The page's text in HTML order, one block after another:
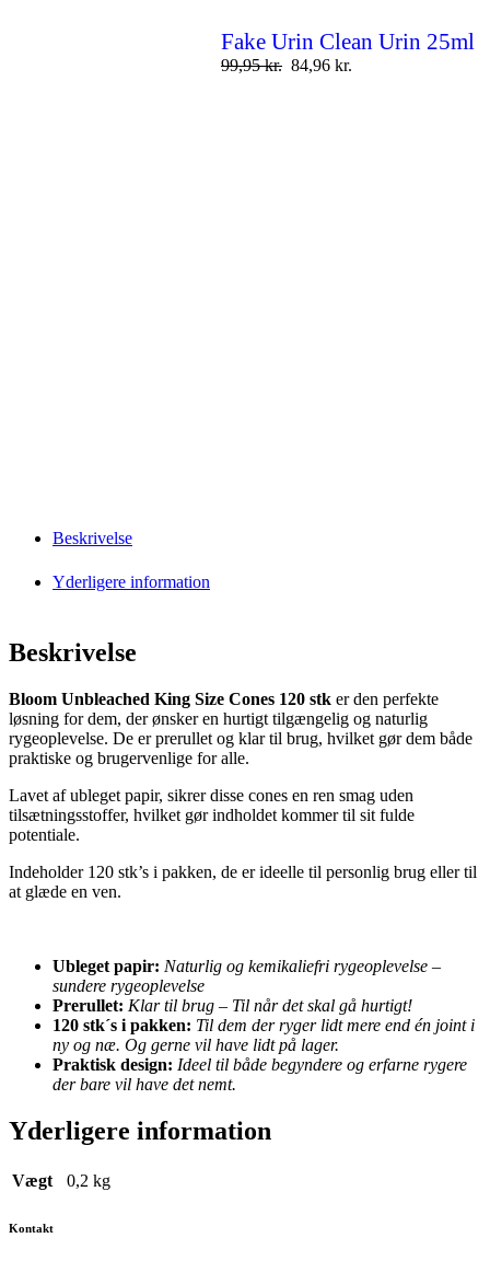
Fake Urin Clean Urin 25ml
99,95kr. 84,96 kr.
Beskrivelse
Yderligere information
Beskrivelse
Bloom Unbleached King Size Cones 120 stk er den perfekte
løsning for dem, der ønsker en hurtigt tilgængelig og naturlig
rygeoplevelse. De er prerullet og klar til brug, hvilket gør dem både
praktiske og brugervenlige for alle.
Lavet af ubleget papir, sikrer disse cones en ren smag uden
tilsætningsstoffer, hvilket gør indholdet kommer til sit fulde
potentiale.
Indeholder 120 stk’s i pakken, de er ideelle til personlig brug eller til
at glæde en ven.
Ubleget papir: Naturlig og kemikaliefri rygeoplevelse –
sundere rygeoplevelse
Prerullet: Klar til brug – Til når det skal gå hurtigt!
120 stk´s i pakken: Til dem der ryger lidt mere end én joint i
ny og næ. Og gerne vil have lidt på lager.
Praktisk design: Ideel til både begyndere og erfarne rygere
der bare vil have det nemt.
Yderligere information
Vægt 0,2 kg
Kontakt